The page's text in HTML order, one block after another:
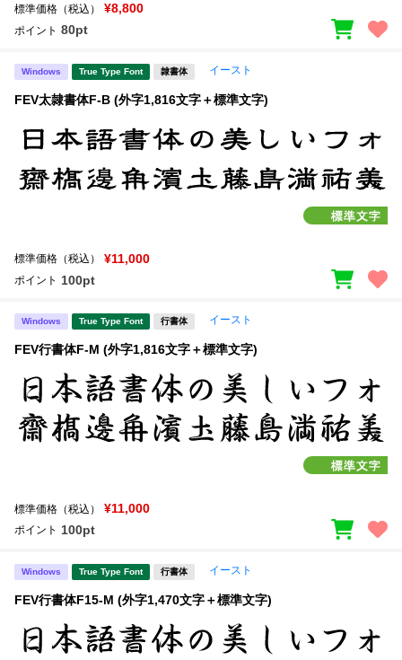
標準価格（税込） ¥8,800
ポイント 80pt
Windows True Type Font 隷書体 イースト
FEV太隷書体F-B (外字1,816文字＋標準文字)
標準価格（税込） ¥11,000
ポイント 100pt
Windows True Type Font 行書体 イースト
FEV行書体F-M (外字1,816文字＋標準文字)
標準価格（税込） ¥11,000
ポイント 100pt
Windows True Type Font 行書体 イースト
FEV行書体F15-M (外字1,470文字＋標準文字)